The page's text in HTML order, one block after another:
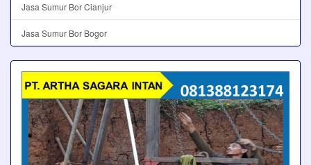
Jasa Sumur Bor Cianjur
Jasa Sumur Bor Bogor